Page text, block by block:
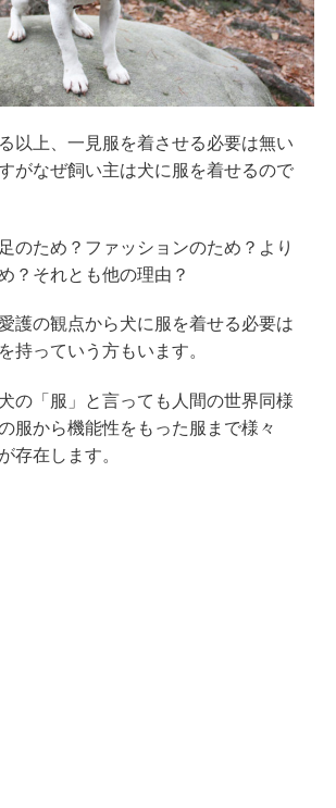
以上、一見服を着させる必要は無い
がなぜ飼い主は犬に服を着せるので
のため？ファッションのため？より
？それとも他の理由？
護の観点から犬に服を着せる必要は
持っていう方もいます。
の「服」と言っても人間の世界同様
服から機能性をもった服まで様々
存在します。